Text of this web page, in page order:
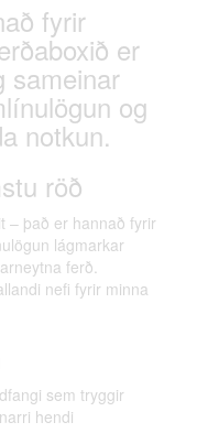
fyrir
er
sameinar
og
notkun.
röð
– það er hannað fyrir
lágmarkar
ferð.
nefi fyrir minna
sem tryggir
hendi